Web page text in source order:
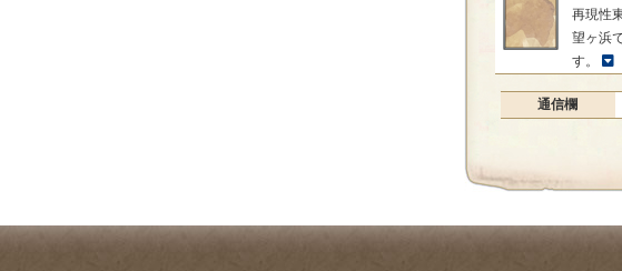
再現性
望ヶ浜
す。
通信欄